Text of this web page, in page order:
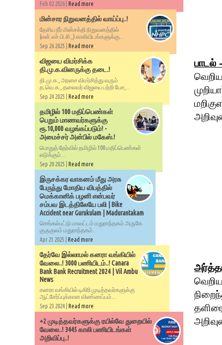
பாடல்
Feb 02 2026 | Read more
மின்சார நிறுவனத்தில் வாய்ப்பு..!
தேசிய நீர் மின்சக்தி நிறுவனத்தில்
(என்.எச்.பி.சி.,) காலியிடங்களுக்கு...
Sep 26 2025 | Read more
விஜயை விமர்சிக்க
தி.மு.க.வினருக்கு தடை.!
தி.மு.க., அரசை விமர்சித்து வரும்
த.வெ.க., தலைவர் விஜயை பற்றி பேச,...
Sep 24 2025 | Read more
தமிழில் 100 மதிப்பெண்கள்
பெறும் மாணவர்களுக்கு
ரூ.10,000 வழங்கப்படும்! -
அமைச்சர் அன்பில் மகேஸ்.!
பொதுத் தேர்வில் தமிழில் 100 மதிப்பெண்கள்
எடுக்கும்...
Sep 20 2025 | Read more
இருசக்கர வாகனம் மீது அரசு
பேருந்து மோதிய விபத்தில்
மெக்கானிக் பழனி என்பவர்
சம்பவ இடத்திலேயே பலி | Bike
Accident near Gurukulam | Madurantakam
செங்கல்பட்டு மாவட்டம் மதுராந்தகம் அருகே
குருகுலம் மதுராந்தகம்...
Apr 21 2025 | Read more
தேர்வே இல்லாமல் கனரா வங்கியில்
வேலை..! 3000 பணியிடம்..! Canara
Bank Bank Recruitment 2024 | Vil Ambu
News
கனரா வங்கியில் டிகிரி முடித்தவர்களுக்கு
ஆட்சேர்ப்புக்கான விண்ணப்பம்...
Sep 23 2024 | Read more
+2 முடித்தவர்களுக்கு ரயில்வே துறையில்
வேலை..! 3445 காலி பணியிடங்கள்
அறிவிப்பு..!